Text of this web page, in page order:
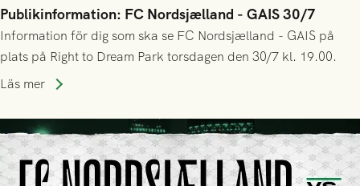
Publikinformation: FC Nordsjælland - GAIS 30/7
Information för dig som ska se FC Nordsjælland - GAIS på
plats på Right to Dream Park torsdagen den 30/7 kl. 19.00.
Läs mer